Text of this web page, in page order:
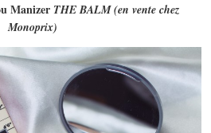
ManizerTHE BALM (en vente chez
Monoprix)